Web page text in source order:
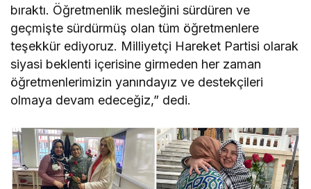
bıraktı. Öğretmenlik mesleğini sürdüren ve
geçmişte sürdürmüş olan tüm öğretmenlere
teşekkür ediyoruz. Milliyetçi Hareket Partisi olarak
siyasi beklenti içerisine girmeden her zaman
öğretmenlerimizin yanındayız ve destekçileri
olmaya devam edeceğiz,” dedi.